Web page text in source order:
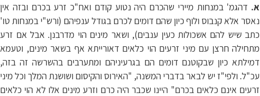
א. דהגמ' במנחות מיירי שהכרם היה נטוע קודם ואח"כ זרע בכרם ובזה אין
נאסר אלא קנבוס ולוף כיון שהם דומים לכרם בגודל ענפיהם (ורש"י במנחות טו'
כתב שיש להם אשכולות כעין ענבים), ושאר מינים הוי מדרבנן. אבל אם זרע
מתחילה חרצן עם מיני זרעים הוי כלאים דאורייתא אף בשאר מינים, וטעמא
דמילתא כיון שבקוטנם דומים הם בגרעיניהם ומתערבים בהשרשה זה בזה,
עכ"ל. ולפי"ז יש לבאר בדברי המשנה, "האירוס והקיסום ושושנת המלך וכל מיני
זרעים אינם כלאים בכרם" היינו שכבר היה כרם וזרע מינים אלו לא הוי כלאים